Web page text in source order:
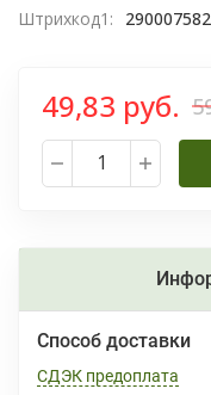
Штрихкод1:
49,83 руб.
Способ доставки
СДЭК предоплата